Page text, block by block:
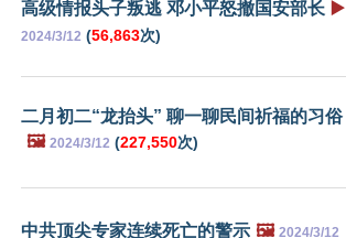
高级情报头子叛逃 邓小平怒撤国安部长 ▶️
2024/3/12 (56,863次)
二月初二“龙抬头” 聊一聊民间祈福的习俗
🖼️ 2024/3/12 (227,550次)
中共顶尖专家连续死亡的警示 🖼️ 2024/3/12